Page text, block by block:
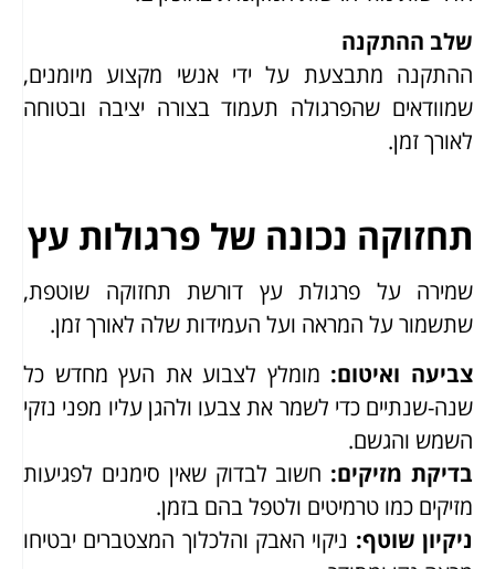
שלב ההתקנה
ההתקנה מתבצעת על ידי אנשי מקצוע מיומנים,
שמוודאים שהפרגולה תעמוד בצורה יציבה ובטוחה
לאורך זמן.
תחזוקה נכונה של פרגולות עץ
שמירה על פרגולת עץ דורשת תחזוקה שוטפת,
שתשמור על המראה ועל העמידות שלה לאורך זמן.
צביעה ואיטום: מומלץ לצבוע את העץ מחדש כל
שנה-שנתיים כדי לשמר את צבעו ולהגן עליו מפני נזקי
השמש והגשם.
בדיקת מזיקים: חשוב לבדוק שאין סימנים לפגיעות
מזיקים כמו טרמיטים ולטפל בהם בזמן.
ניקיון שוטף: ניקוי האבק והלכלוך המצטברים יבטיחו